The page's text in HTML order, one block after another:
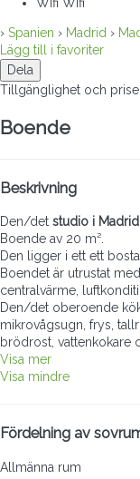
› Spanien › Madrid ›
Lägg till i favoriter
Dela
Tillgänglighet och
Boende
Beskrivning
Den/det studio i Madrid
Boende av 20 m².
Den ligger i ett ett
Boendet är utrustat
centralvärme,
Den/det oberoende
mikrovågsugn, frys,
brödrost, vattenkokare
Visa mer
Visa mindre
Fördelning av
Allmänna rum